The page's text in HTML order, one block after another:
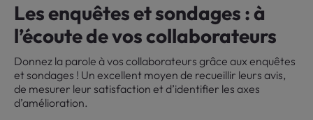
Les enquêtes et sondages : à
l’écoute de vos collaborateurs
Donnez la parole à vos collaborateurs grâce aux enquêtes
et sondages ! Un excellent moyen de recueillir leurs avis,
de mesurer leur satisfaction et d’identifier les axes
d’amélioration.